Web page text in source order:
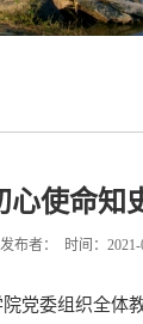
心使命
发布者： 时间：2021-
党委组织全